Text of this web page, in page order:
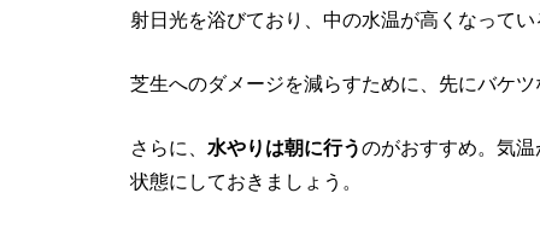
射日光を浴びており、中の水温が高くなって
芝生へのダメージを減らすために、先にバケ
さらに、 水やりは朝に行うのがおすすめ。気
状態にしておきましょう。